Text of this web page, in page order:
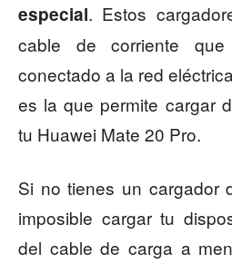
especial. Estos
cable de corriente
conectado a la red
es la que permite cargar
tu Huawei Mate 20 Pro.
Si no tienes un cargador
imposible cargar tu
del cable de carga a